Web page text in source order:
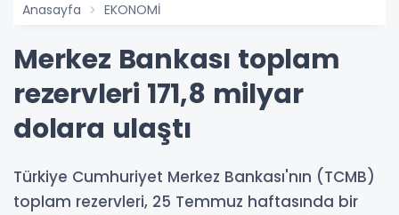
Anasayfa EKONOMİ
Merkez Bankası toplam
rezervleri 171,8 milyar
dolara ulaştı
Türkiye Cumhuriyet Merkez Bankası'nın (TCMB)
toplam rezervleri, 25 Temmuz haftasında bir